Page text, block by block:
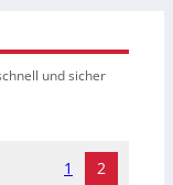
und sicher
1 2